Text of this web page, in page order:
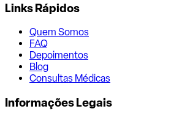
Links Rápidos
Quem Somos
FAQ
Depoimentos
Blog
Consultas Médicas
Informações Legais